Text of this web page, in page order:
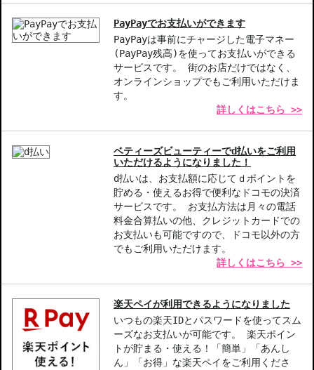
商品番号：11216371
PayPayでお支払いができます
PayPayは事前にチャージした電子マネー
(PayPay残高)を使ってお支払いができる
サービスです。 街のお店だけではなく、
オンラインショップでもご利用いただけま
す。
詳しくはこちら >>
ベティーズビューティーでd払いをご利用
いただけるようになりました！
d払いは、お支払額に応じてｄポイントを
貯める・使えるお得で便利なドコモの決済
サービスです。 お支払方法は月々の電話
料金合算払いの他、クレジットカードでの
お支払いも可能ですので、ドコモ以外の方
でもご利用いただけます。
詳しくはこちら >>
楽天ペイが利用できるようになりました
いつもの楽天IDとパスワードを使ってスム
ーズなお支払いが可能です。 楽天ポイン
トが貯まる・使える！「簡単」「あんし
ん」「お得」な楽天ペイをご利用くださ